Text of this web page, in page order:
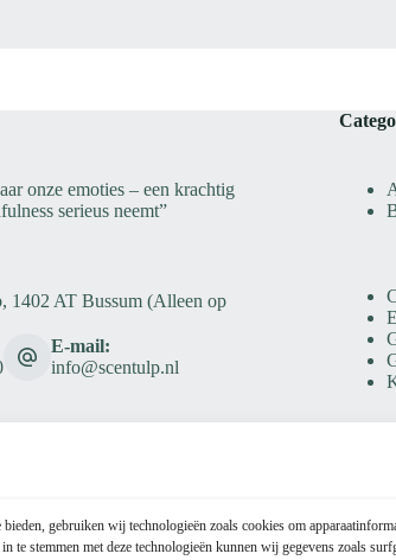
bieden, gebruiken wij technologieën zoals cookies om
te stemmen met deze technologieën kunnen wij gegevens zoals
onze emoties – een krachtig
serieus neemt”
1402 AT Bussum (Alleen op
E-mail:
info@scentulp.nl